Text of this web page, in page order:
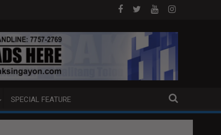
PITO KATAO NASAGIP SA TUMAOB
SPECIAL FEATURE